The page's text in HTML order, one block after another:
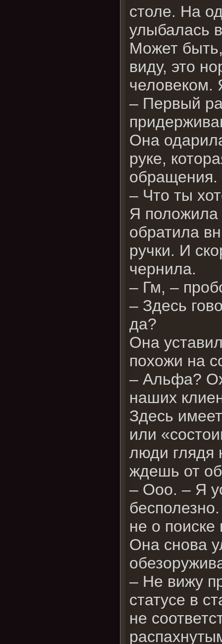
столе. На
улыбалась
Может
виду, это
– Первый
Она
руке,
обращения.
– Что ты
Я положила
обратила
ручки. И
чернила.
– Гм, –
– Здесь
да?
Она
похожи на
– Альфа?
наших
Здесь
или
люди глядя
ждешь от
– Ооо. – Я
не о
Она снова
– Не вижу
статусе в
не